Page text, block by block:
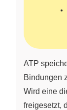
ATP
Bindungen
Wird eine
freigesetzt,